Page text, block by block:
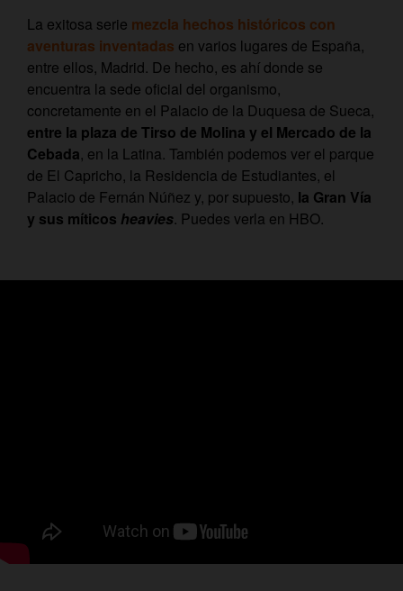
La exitosa serie mezcla hechos históricos con
aventuras inventadas en varios lugares de España,
entre ellos, Madrid. De hecho, es ahí donde se
encuentra la sede oficial del organismo,
concretamente en el Palacio de la Duquesa de Sueca,
entre la plaza de Tirso de Molina y el Mercado de la
Cebada, en la Latina. También podemos ver el parque
de El Capricho, la Residencia de Estudiantes, el
Palacio de Fernán Núñez y, por supuesto, la Gran Vía
y sus míticos heavies. Puedes verla en HBO.